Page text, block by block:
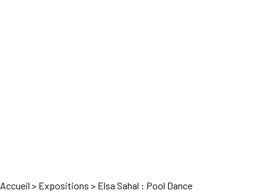
Accueil > Expositions > Elsa Sahal : Pool Dance